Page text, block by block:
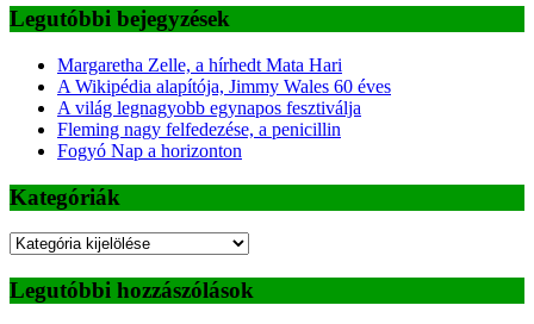
Legutóbbi bejegyzések
Margaretha Zelle, a hírhedt Mata Hari
A Wikipédia alapítója, Jimmy Wales 60 éves
A világ legnagyobb egynapos fesztiválja
Fleming nagy felfedezése, a penicillin
Fogyó Nap a horizonton
Kategóriák
Kategóriák
Legutóbbi hozzászólások